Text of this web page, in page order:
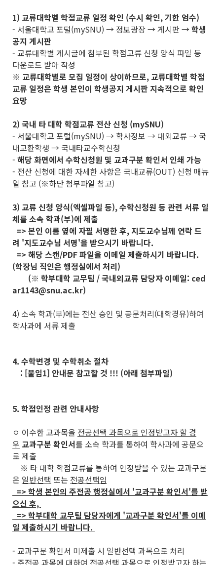
1) 교류대학별 학점교류 일정 확인 (수시 확인, 기한 엄수)
- 서울대학교 포털(mySNU) → 정보광장 → 게시판 →학생
공지 게시판
- 교류대학별 게시글에 첨부된 학점교류 신청 양식 파일 등
다운로드 받아 작성
※ 교류대학별로 모집 일정이 상이하므로, 교류대학별 학점
교류 일정은 학생 본인이 학생공지 게시판 지속적으로 확인
요망
2) 국내 타 대학 학점교류 전산 신청 (mySNU)
- 서울대학교 포털(mySNU) → 학사정보 → 대외교류 → 국
내교환학생 → 국내타교수학신청
- 해당 화면에서 수학신청원 및 교과구분 확인서 인쇄 가능
- 전산 신청에 대한 자세한 사항은 국내교류(OUT) 신청 매뉴
얼 참고 (※하단 첨부파일 참고)
3) 교류 신청 양식(엑셀파일 등), 수학신청원 등 관련 서류 일
체를 소속 학과(부)에 제출
=> 본인 이름 옆에 자필 서명한 후, 지도교수님께 연락 드
려 '지도교수님 서명'을 받으시기 바랍니다.
=> 해당 스캔/PDF 파일을 이메일 제출하시기 바랍니다.
(학장님 직인은 행정실에서 처리)
(※ 학부대학 교무팀 / 국내외교류 담당자 이메일: ced
ar1143@snu.ac.kr)
4) 소속 학과(부)에는 전산 승인 및 공문처리(대학경유)하여
학사과에 서류 제출
4. 수학변경 및 수학취소 절차
: [붙임1] 안내문 참고할 것 !!! (아래 첨부파일)
5. 학점인정 관련 안내사항
ㅇ 이수한 교과목을 전공선택 과목으로 인정받고자 할 경
우 교과구분 확인서를 소속 학과를 통하여 학사과에 공문으
로 제출
※ 타 대학 학점교류를 통하여 인정받을 수 있는 교과구분
은 일반선택 또는 전공선택임
=> 학생 본인의 주전공 행정실에서 '교과구분 확인서'를 받
으신 후,
=> 학부대학 교무팀 담당자에게 '교과구분 확인서'를 이메
일 제출하시기 바랍니다.
- 교과구분 확인서 미제출 시 일반선택 과목으로 처리
- 주전공 과목에 대하여 전공선택 과목으로 인정받고자 하는